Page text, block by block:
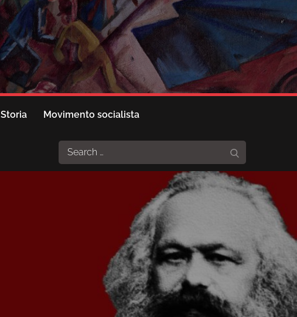
Storia Movimento socialista
Search
for: